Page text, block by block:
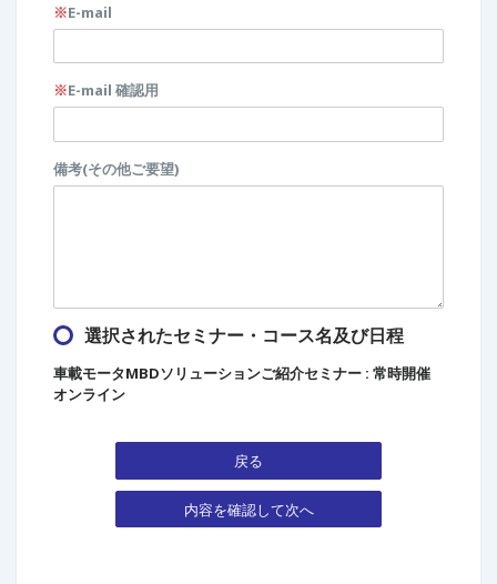
※E-mail
※E-mail 確認用
備考(その他ご要望)
選択されたセミナー・コース名及び日程
車載モータMBDソリューションご紹介セミナー : 常時開催
オンライン
戻る
内容を確認して次へ